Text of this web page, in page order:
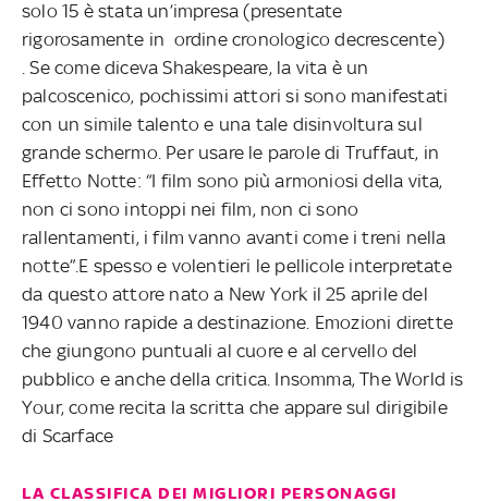
solo 15 è stata un’impresa (presentate
rigorosamente in ordine cronologico decrescente)
. Se come diceva Shakespeare, la vita è un
palcoscenico, pochissimi attori si sono manifestati
con un simile talento e una tale disinvoltura sul
grande schermo. Per usare le parole di Truffaut, in
Effetto Notte: “I film sono più armoniosi della vita,
non ci sono intoppi nei film, non ci sono
rallentamenti, i film vanno avanti come i treni nella
notte”.E spesso e volentieri le pellicole interpretate
da questo attore nato a New York il 25 aprile del
1940 vanno rapide a destinazione. Emozioni dirette
che giungono puntuali al cuore e al cervello del
pubblico e anche della critica. Insomma, The World is
Your, come recita la scritta che appare sul dirigibile
di Scarface
LA CLASSIFICA DEI MIGLIORI PERSONAGGI